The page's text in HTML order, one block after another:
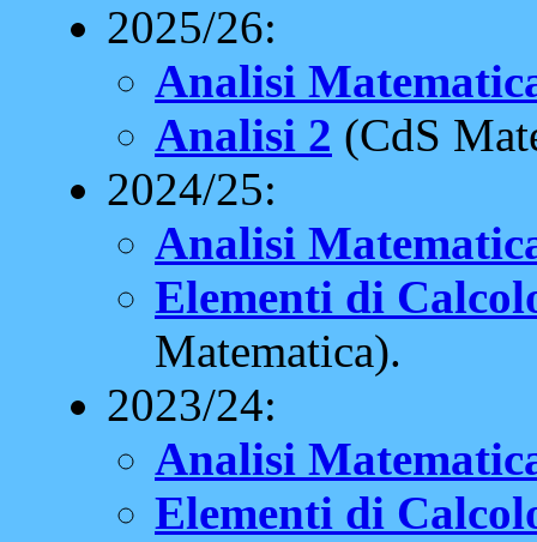
2025/26:
Analisi
Analisi 2 (CdS
2024/25:
Analisi
Elementi di
Matematica).
2023/24:
Analisi
Elementi di